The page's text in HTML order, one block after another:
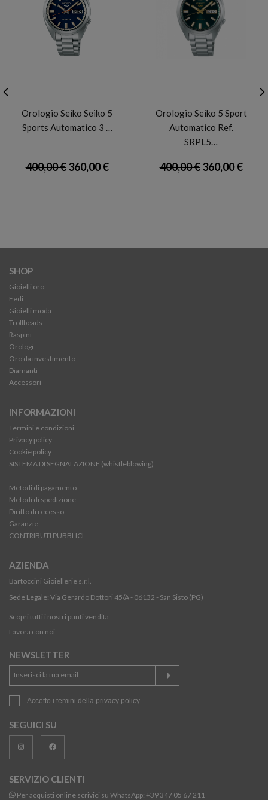
Orologio Seiko Seiko 5
Sports Automatico 3 …
400,00 €360,00 €
Orologio Seiko 5 Sport
Automatico Ref.
SRPL5…
400,00 €360,00 €
SHOP
Gioielli oro
Fedi
Gioielli moda
Trollbeads
Raspini
Orologi
Oro da investimento
Diamanti
Accessori
INFORMAZIONI
Termini e condizioni
Privacy policy
Cookie policy
SISTEMA DI SEGNALAZIONE (whistleblowing)
Metodi di pagamento
Metodi di spedizione
Diritto di recesso
Garanzie
CONTRIBUTI PUBBLICI
AZIENDA
Bartoccini Gioiellerie s.r.l.
Sede Legale: Via Gerardo Dottori 45/A - 06132 - San Sisto (PG)
Scopri tutti i nostri punti vendita
Lavora con noi
NEWSLETTER
Accetto i temini della privacy policy
SEGUICI SU
SERVIZIO CLIENTI
Per acquisti online scrivici su WhatsApp: +39 347 05 67 211